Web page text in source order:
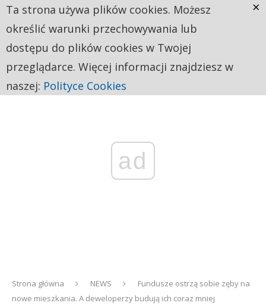
ad
Strona główna NEWS
Fundusze ostrzą sobie zęby na
nowe mieszkania. A deweloperzy budują ich coraz mniej
Ta strona używa plików cookies. Możesz
określić warunki przechowywania lub
dostępu do plików cookies w Twojej
przeglądarce. Więcej informacji znajdziesz w
naszej: Polityce Cookies
×